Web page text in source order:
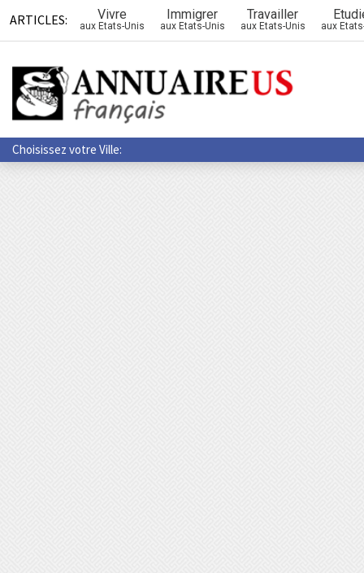
ARTICLES: Vivre
aux Etats-Unis
Immigrer
aux Etats-Unis
Travailler
aux Etats-Unis aux
Choisissez votre Ville: